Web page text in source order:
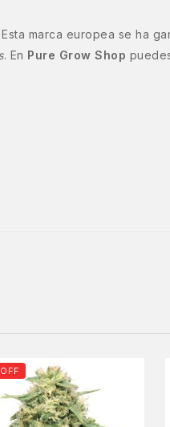
marca europea se ha
. En Pure Grow Shop